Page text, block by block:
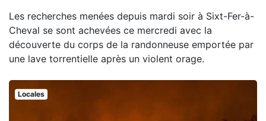
Les recherches menées depuis mardi soir à Sixt-Fer-à-
Cheval se sont achevées ce mercredi avec la
découverte du corps de la randonneuse emportée par
une lave torrentielle après un violent orage.
Locales